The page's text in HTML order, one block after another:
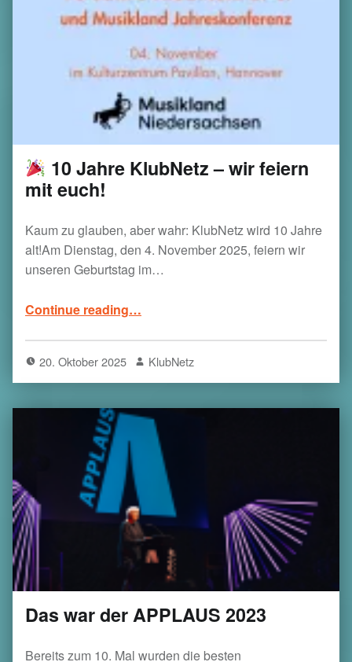
10 Jahre KlubNetz – wir feiern
mit euch!
Kaum zu glauben, aber wahr: KlubNetz wird 10 Jahre
alt!Am Dienstag, den 4. November 2025, feiern wir
unseren Geburtstag im…
Continue reading10 Jahre KlubNetz – wir feiern mit euch!”
…
20. Oktober 2025 KlubNetz
Das war der APPLAUS 2023
Bereits zum 10. Mal wurden die besten